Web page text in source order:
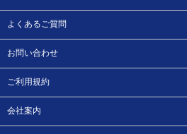
よくあるご質問
お問い合わせ
ご利用規約
会社案内